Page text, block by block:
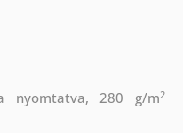
nyomtatva, 280 g/m2